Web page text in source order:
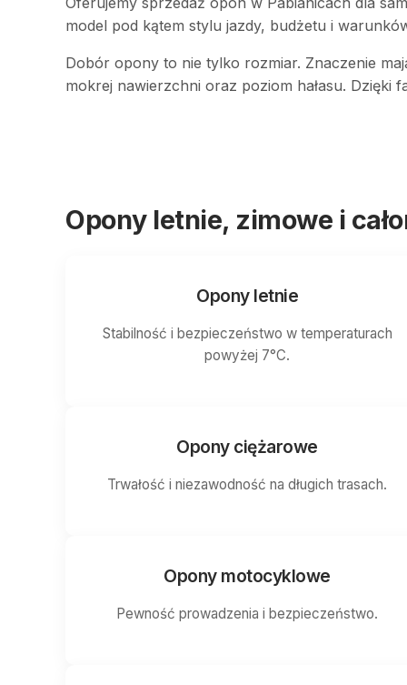
model pod kątem stylu jazdy, budżetu i
Dobór opony to nie tylko rozmiar. Znaczenie
mokrej nawierzchni oraz poziom hałasu. Dzięki
Opony letnie, zimowe i
Opony letnie
Stabilność i bezpieczeństwo w temperaturach
powyżej 7°C.
Opony ciężarowe
Trwałość i niezawodność na długich trasach.
Opony motocyklowe
Pewność prowadzenia i bezpieczeństwo.